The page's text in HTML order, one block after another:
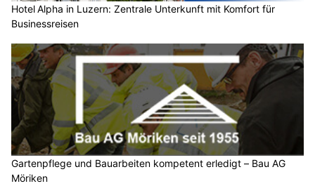
Hotel Alpha in Luzern: Zentrale Unterkunft mit Komfort für
Businessreisen
Gartenpflege und Bauarbeiten kompetent erledigt – Bau AG
Möriken